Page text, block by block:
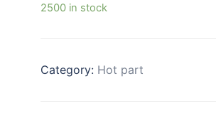
2500 in stock
Category: Hot part